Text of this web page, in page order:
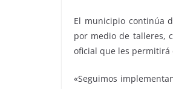
El municipio continúa
por medio de talleres,
oficial que les
«Seguimos